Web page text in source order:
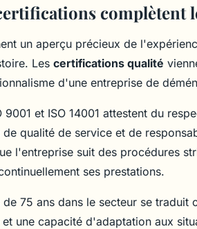
complètent
un aperçu précieux de
Les certifications qualité
d'une entreprise de
9001 et ISO 14001 attestent du
qualité de service et de
l'entreprise suit des procédures
ses prestations.
75 ans dans le secteur se traduit
une capacité d'adaptation aux